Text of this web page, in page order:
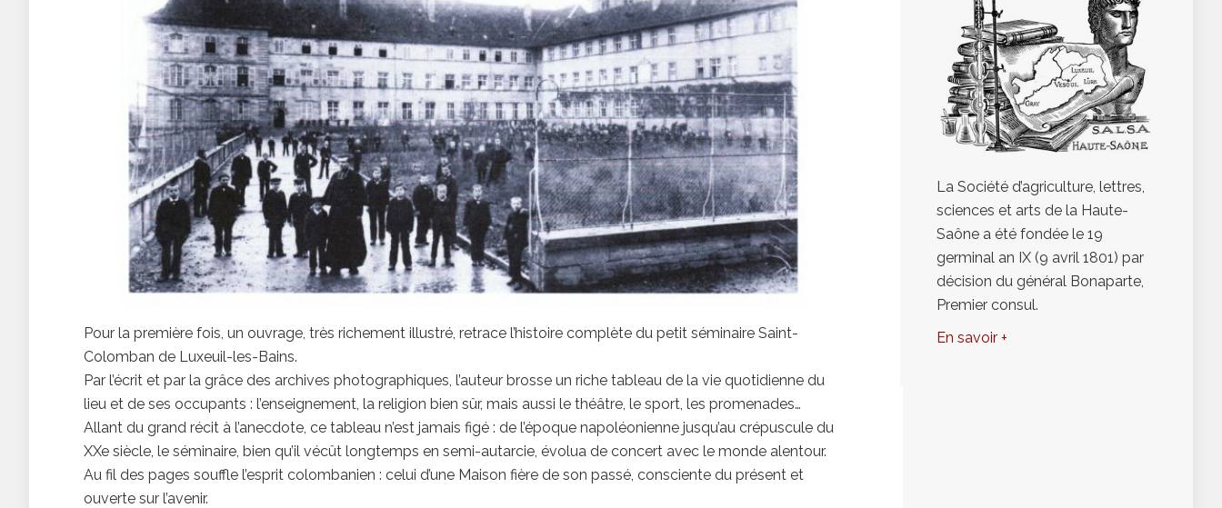
Pour la première fois, un ouvrage, très richement illustré, retrace l’histoire complète du petit séminaire Saint-
Colomban de Luxeuil-les-Bains.
Par l’écrit et par la grâce des archives photographiques, l’auteur brosse un riche tableau de la vie quotidienne du
lieu et de ses occupants : l’enseignement, la religion bien sûr, mais aussi le théâtre, le sport, les promenades…
Allant du grand récit à l’anecdote, ce tableau n’est jamais figé : de l’époque napoléonienne jusqu’au crépuscule du
XXe siècle, le séminaire, bien qu’il vécût longtemps en semi-autarcie, évolua de concert avec le monde alentour.
Au fil des pages souffle l’esprit colombanien : celui d’une Maison fière de son passé, consciente du présent et
ouverte sur l’avenir.
La Société d’agriculture, lettres,
sciences et arts de la Haute-
Saône a été fondée le 19
germinal an IX (9 avril 1801) par
décision du général Bonaparte,
Premier consul.
En savoir +